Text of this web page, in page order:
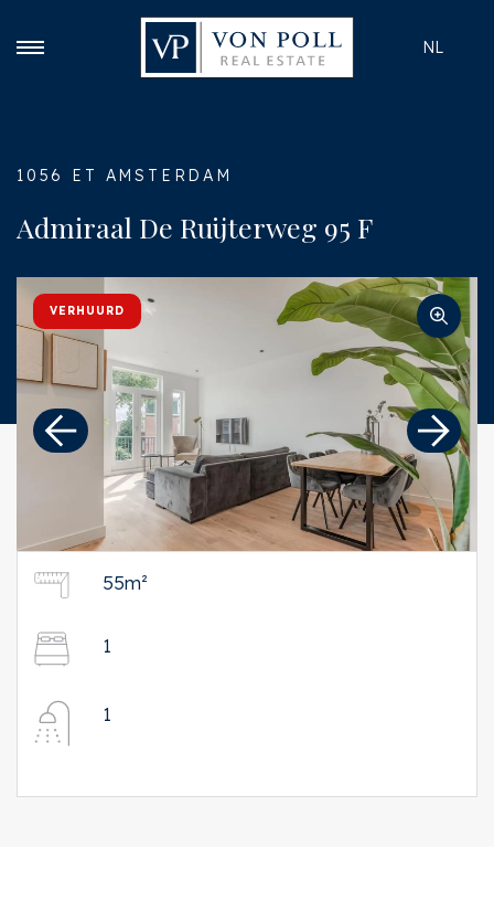
NL
1056 ET AMSTERDAM
Admiraal De Ruijterweg 95 F
VERHUURD
55m²
1
1